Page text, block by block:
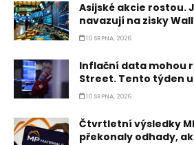
Asijské akcie rostou.
navazují na zisky
10 SRPNA, 2026
Inflační data mohou
Street. Tento týden
10 SRPNA, 2026
Čtvrtletní výsledky
překonaly odhady,